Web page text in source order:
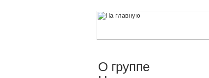
О группе